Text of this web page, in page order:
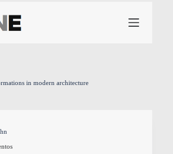
in modern architecture